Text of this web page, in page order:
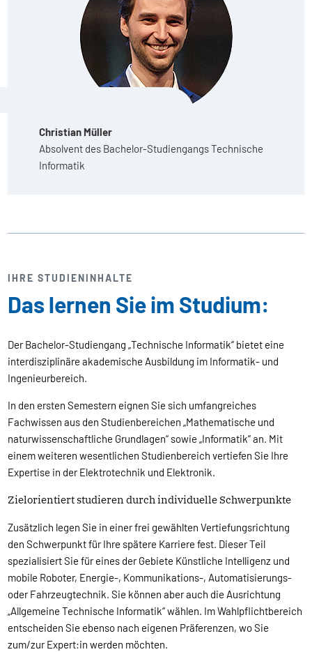
Christian Müller
Absolvent des Bachelor-Studiengangs Technische
Informatik
IHRE STUDIENINHALTE
Das lernen Sie im Studium:
Der Bachelor-Studiengang „Technische Informatik“ bietet eine
interdisziplinäre akademische Ausbildung im Informatik- und
Ingenieurbereich.
In den ersten Semestern eignen Sie sich umfangreiches
Fachwissen aus den Studienbereichen „Mathematische und
naturwissenschaftliche Grundlagen“ sowie „Informatik“ an. Mit
einem weiteren wesentlichen Studienbereich vertiefen Sie Ihre
Expertise in der Elektrotechnik und Elektronik.
Zielorientiert studieren durch individuelle Schwerpunkte
Zusätzlich legen Sie in einer frei gewählten Vertiefungsrichtung
den Schwerpunkt für Ihre spätere Karriere fest. Dieser Teil
spezialisiert Sie für eines der Gebiete Künstliche Intelligenz und
mobile Roboter, Energie-, Kommunikations-, Automatisierungs-
oder Fahrzeugtechnik. Sie können aber auch die Ausrichtung
„Allgemeine Technische Informatik“ wählen. Im Wahlpflichtbereich
entscheiden Sie ebenso nach eigenen Präferenzen, wo Sie
zum/zur Expert:in werden möchten.